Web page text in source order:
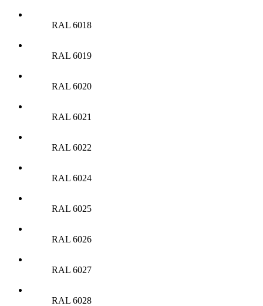
RAL 6018
RAL 6019
RAL 6020
RAL 6021
RAL 6022
RAL 6024
RAL 6025
RAL 6026
RAL 6027
RAL 6028